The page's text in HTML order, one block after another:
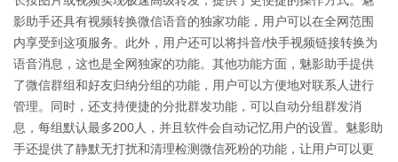
影助手还具有视频转换微信语音的独家功能，用户可以在全网范围
内享受到这项服务。此外，用户还可以将抖音/快手视频链接转换为
语音消息，这也是全网独家的功能。其他功能方面，魅影助手提供
了微信群组和好友归纳分组的功能，用户可以方便地对联系人进行
管理。同时，还支持便捷的分批群发功能，可以自动分组群发消
息，每组默认最多200人，并且软件会自动记忆用户的设置。魅影助
手还提供了静默无打扰和清理检测微信死粉的功能，让用户可以更